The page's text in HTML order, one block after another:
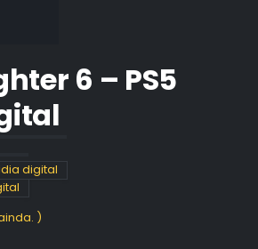
6 – PS5
digital
)